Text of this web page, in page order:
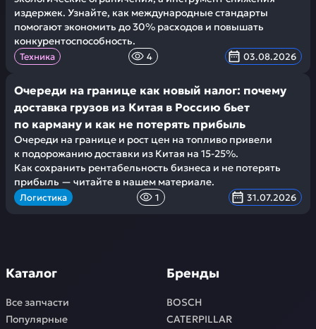
издержек. Узнайте, как международные стандарты
помогают экономить до 30% расходов и повышать
конкурентоспособность.
Техника 4 03.08.2026
Очереди на границе как новый налог: почему
доставка грузов из Китая в Россию бьет
по карману и как не потерять прибыль
Очереди на границе и рост цен на топливо привели
к подорожанию доставки из Китая на 15-25%.
Как сохранить рентабельность бизнеса и не потерять
прибыль — читайте в нашем материале.
Логистика 1 31.07.2026
Каталог
Все запчасти
Популярные
Бренды
BOSCH
CATERPILLAR